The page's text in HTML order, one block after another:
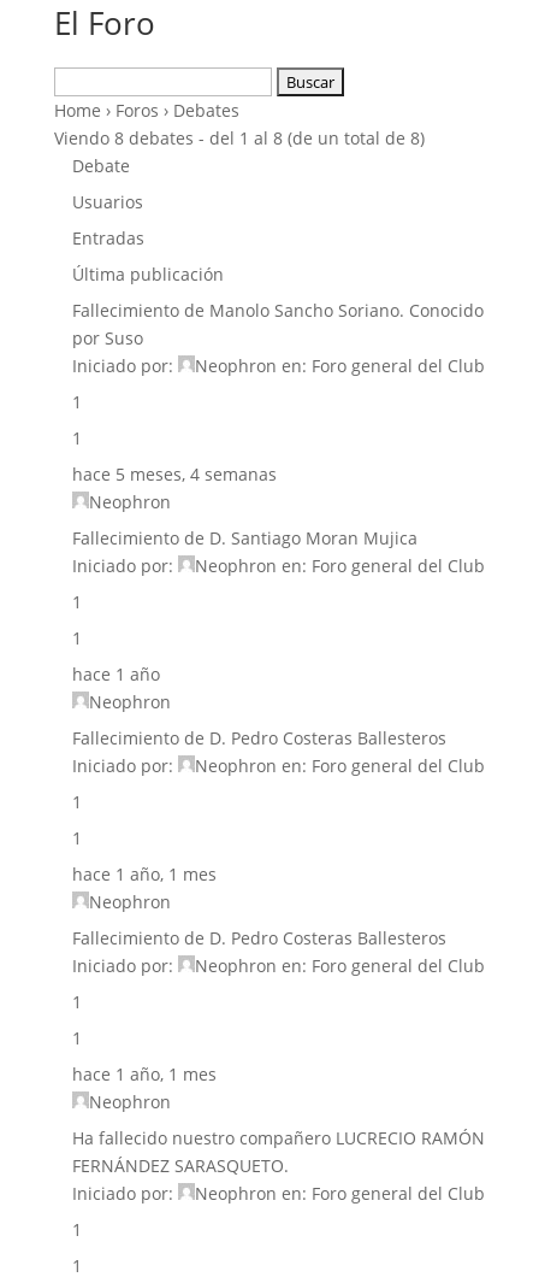
El Foro
Home › Foros › Debates
Viendo 8 debates - del 1 al 8 (de un total de 8)
Debate
Usuarios
Entradas
Última publicación
Fallecimiento de Manolo Sancho Soriano. Conocido
por Suso
Iniciado por:
Neophron en: Foro general del Club
1
1
hace 5 meses, 4 semanas
Neophron
Fallecimiento de D. Santiago Moran Mujica
Iniciado por:
Neophron en: Foro general del Club
1
1
hace 1 año
Neophron
Fallecimiento de D. Pedro Costeras Ballesteros
Iniciado por:
Neophron en: Foro general del Club
1
1
hace 1 año, 1 mes
Neophron
Fallecimiento de D. Pedro Costeras Ballesteros
Iniciado por:
Neophron en: Foro general del Club
1
1
hace 1 año, 1 mes
Neophron
Ha fallecido nuestro compañero LUCRECIO RAMÓN
FERNÁNDEZ SARASQUETO.
Iniciado por:
Neophron en: Foro general del Club
1
1